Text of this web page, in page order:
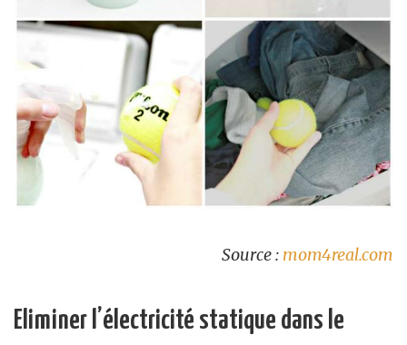
Source : mom4real.com
Eliminer l’électricité statique dans le